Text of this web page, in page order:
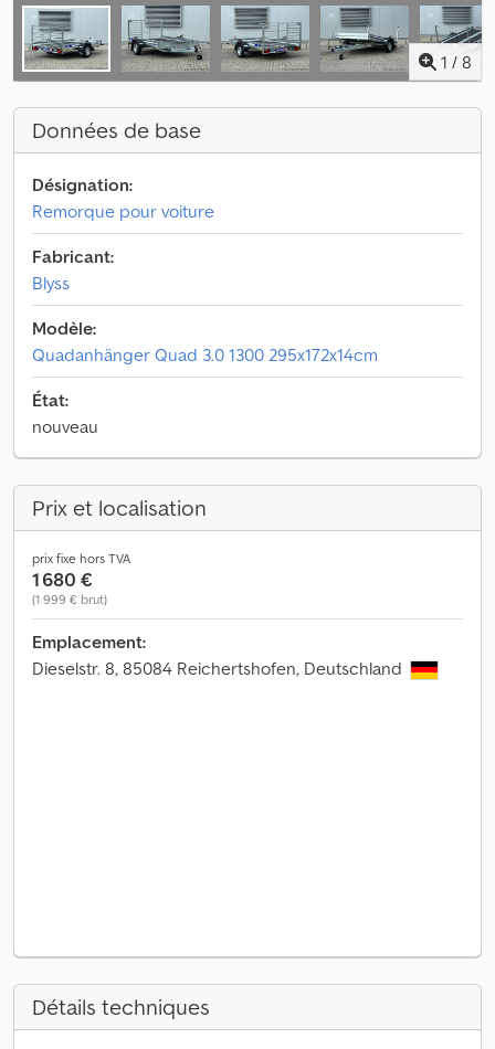
1 / 8
Données de base
Désignation:
Remorque pour voiture
Fabricant:
Blyss
Modèle:
Quadanhänger Quad 3.0 1300 295x172x14cm
État:
nouveau
Prix et localisation
prix fixe hors TVA
1 680 €
(1 999 € brut)
Emplacement:
Dieselstr. 8, 85084 Reichertshofen, Deutschland
Détails techniques